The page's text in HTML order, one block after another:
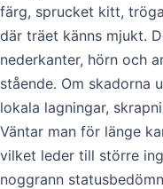
färg, sprucket kitt,
där träet känns mjukt.
nederkanter, hörn och
stående. Om skadorna
lokala lagningar,
Väntar man för länge
vilket leder till större
noggrann